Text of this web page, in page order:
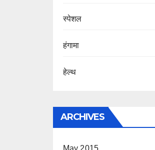
स्पेशल
हंगामा
हेल्थ
ARCHIVES
May 2015